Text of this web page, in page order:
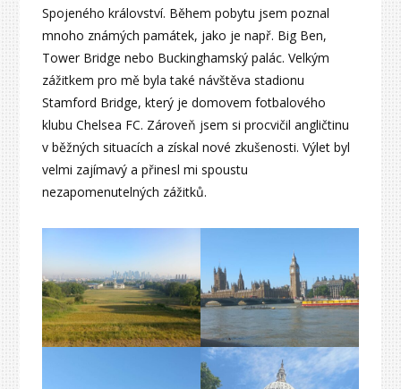
Spojeného království. Během pobytu jsem poznal
mnoho známých památek, jako je např. Big Ben,
Tower Bridge nebo Buckinghamský palác. Velkým
zážitkem pro mě byla také návštěva stadionu
Stamford Bridge, který je domovem fotbalového
klubu Chelsea FC. Zároveň jsem si procvičil angličtinu
v běžných situacích a získal nové zkušenosti. Výlet byl
velmi zajímavý a přinesl mi spoustu
nezapomenutelných zážitků.